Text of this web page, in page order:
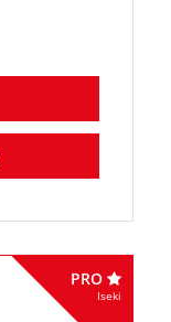
PRO
Iseki